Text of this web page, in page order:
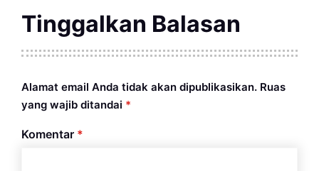
Tinggalkan Balasan
Alamat email Anda tidak akan dipublikasikan. Ruas
yang wajib ditandai *
Komentar *